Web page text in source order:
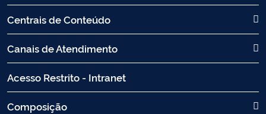
Centrais de Conteúdo
Canais de Atendimento
Acesso Restrito - Intranet
Composição